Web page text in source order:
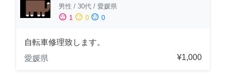
男性 / 30代 / 愛媛県
sentiment_satisfied 1 sentiment_neutral 0 sentiment_dissatisfied 0
自転車修理致します。
愛媛県
¥1,000